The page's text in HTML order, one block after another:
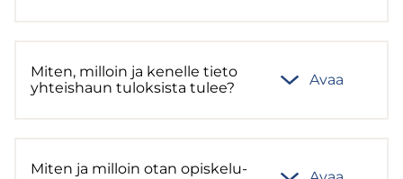
Miten, mil­loin ja ke­nel­le tieto
yh­teis­haun tu­lok­sis­ta tulee?
Avaa
Miten ja mil­loin otan opis­ke­lu­